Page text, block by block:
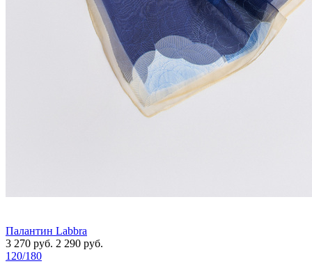
Палантин Labbra
3 270 руб. 2 290 руб.
120/180